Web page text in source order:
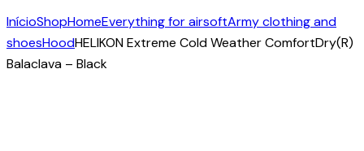
InícioShopHomeEverything for airsoftArmy clothing and
shoesHoodHELIKON Extreme Cold Weather ComfortDry(R)
Balaclava – Black